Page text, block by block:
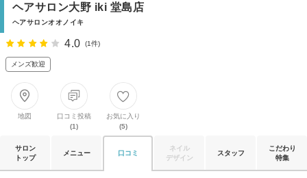
ヘアサロン大野 iki 堂島店
ヘアサロンオオノイキ
4.0 (1件)
メンズ歓迎
地図
口コミ投稿
(1)
お気に入り
(5)
サロン
トップ
メニュー 口コミ
ネイル
デザイン
スタッフ
こだわり
特集